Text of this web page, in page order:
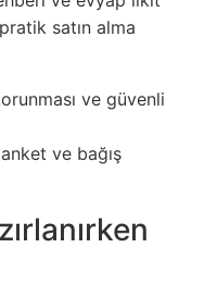
satın alma
ve güvenli
ve bağış